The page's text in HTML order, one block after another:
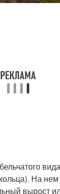
На
вырост